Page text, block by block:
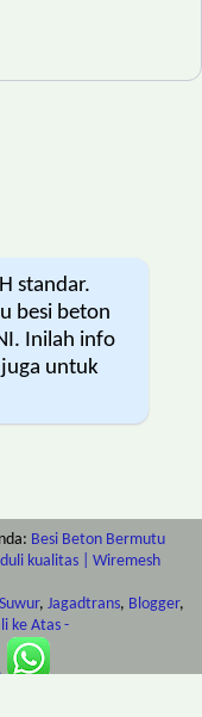
standar.
besi beton
Inilah info
untuk
Besi Beton Bermutu
kualitas | Wiremesh
Suwur, Jagadtrans, Blogger,
ke Atas -